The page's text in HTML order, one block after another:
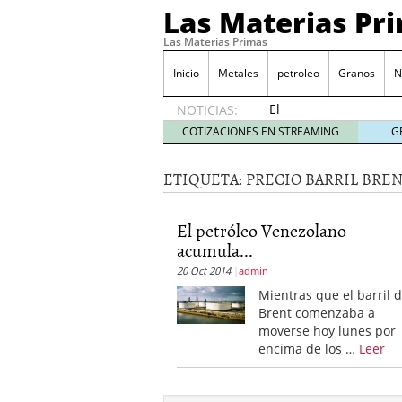
Las Materias
Las Materias Primas
Inicio Metales petroleo Granos
NOTICIAS:
El
Ecosistema
Kuailian,
la
tecnología
a todo el
2020
Presentación de Silk
WorldMarkets sigue
marzo 2020
MYTVCHAIN Primera
COTIZACIONES EN STREAMING
ETIQUETA: PRECIO BARRIL
El petróleo Venezolano
acumula...
20 Oct 2014 admin
Mientras que el barril
Brent comenzaba a
moverse hoy lunes por
encima de los … Leer